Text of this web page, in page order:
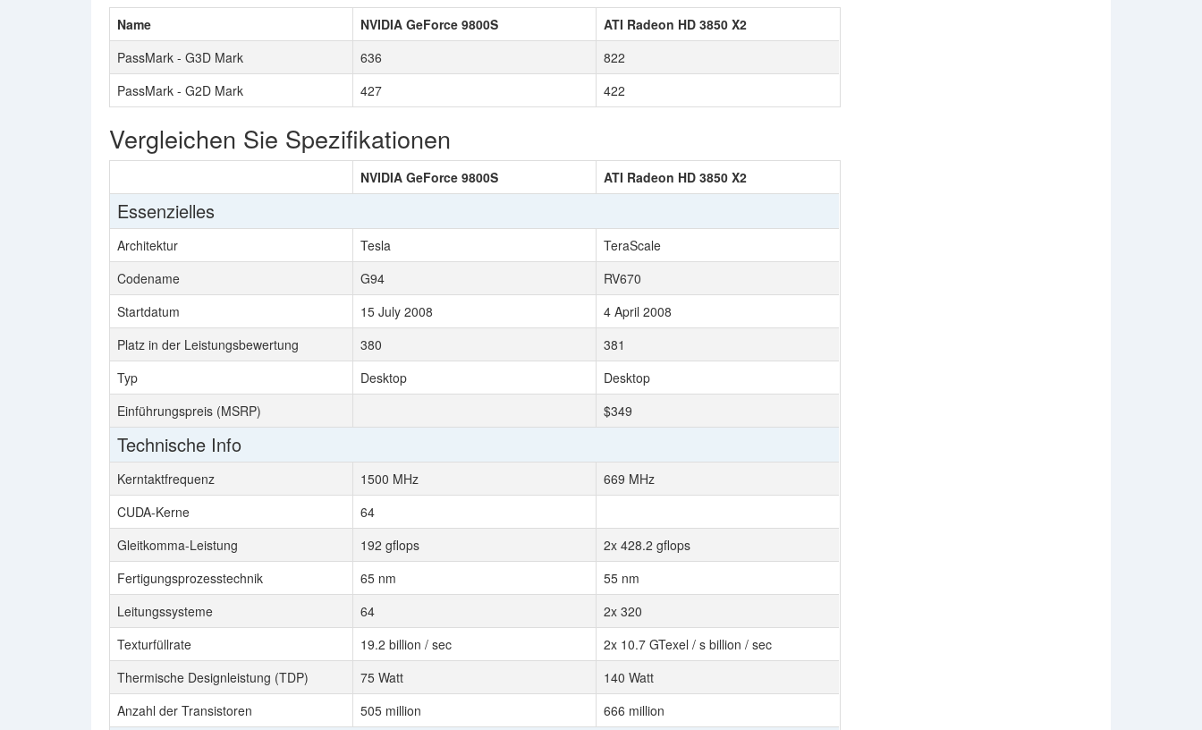
Name NVIDIA GeForce 9800S
ATI Radeon HD 3850 X2
PassMark - G3D Mark
636
822
PassMark - G2D Mark
427 422
Vergleichen Sie Spezifikationen
NVIDIA GeForce 9800S ATI Radeon HD 3850 X2
Essenzielles
Architektur Tesla
TeraScale
Codename
G94
RV670
Startdatum
15 July 2008
4 April 2008
Platz in der Leistungsbewertung
380
381
Typ
Desktop
Desktop
Einführungspreis (MSRP)
$349
Technische Info
Kerntaktfrequenz 1500 MHz
669 MHz
CUDA-Kerne
64
Gleitkomma-Leistung
192 gflops
2x 428.2 gflops
Fertigungsprozesstechnik
65 nm
55 nm
Leitungssysteme
64
2x 320
Texturfüllrate
19.2 billion / sec
2x 10.7 GTexel / s billion / sec
Thermische Designleistung (TDP)
75 Watt
140 Watt
Anzahl der Transistoren
505 million 666 million